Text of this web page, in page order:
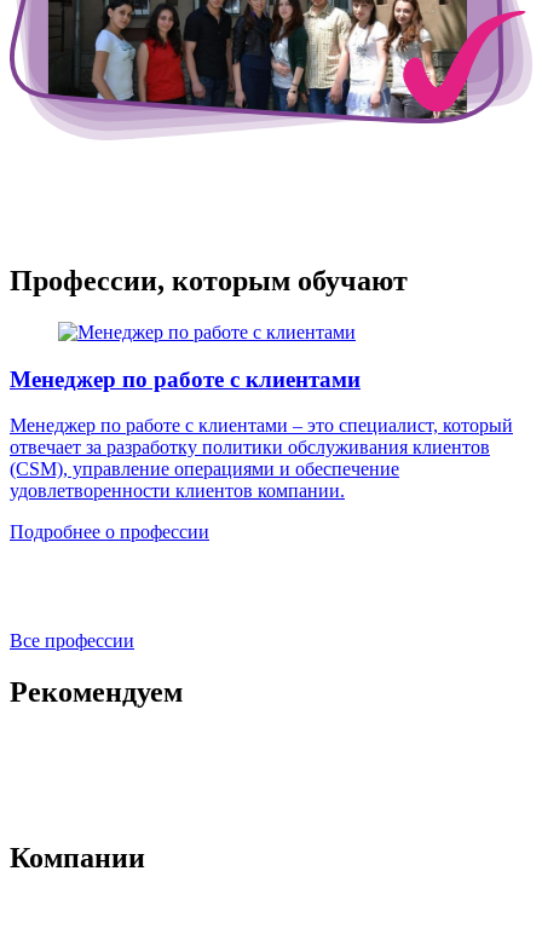
Профессии, которым обучают
Менеджер по работе с клиентами
Менеджер по работе с клиентами – это специалист, который
отвечает за разработку политики обслуживания клиентов
(CSM), управление операциями и обеспечение
удовлетворенности клиентов компании.
Подробнее о профессии
Все профессии
Рекомендуем
Компании